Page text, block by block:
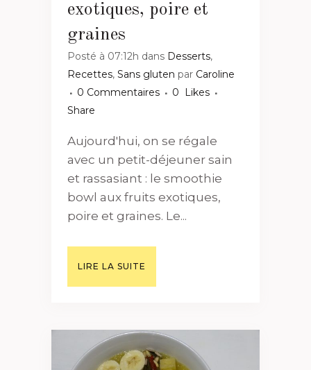
exotiques, poire et
graines
Posté à 07:12h dans Desserts,
Recettes, Sans gluten par Caroline
0 Commentaires
0
Likes
Share
Aujourd'hui, on se régale
avec un petit-déjeuner sain
et rassasiant : le smoothie
bowl aux fruits exotiques,
poire et graines. Le...
LIRE LA SUITE